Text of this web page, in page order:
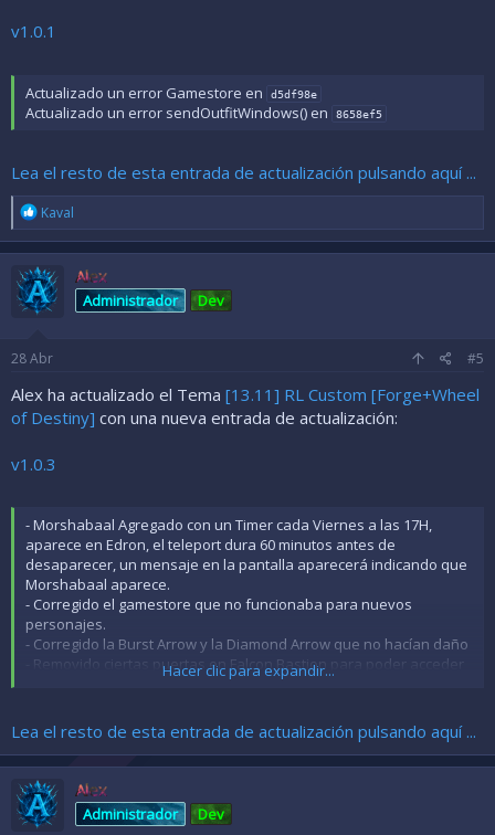
v1.0.1
Actualizado un error Gamestore en d5df98e
Actualizado un error sendOutfitWindows() en 8658ef5
Lea el resto de esta entrada de actualización pulsando aquí ...
R
e
a
c
i
o
e
s
Kaval
Alex
Administrador Dev
28Abr #5
Alex ha actualizado el Tema [13.11] RL Custom [Forge+Wheel
of Destiny] con una nueva entrada de actualización:
v1.0.3
- Morshabaal Agregado con un Timer cada Viernes a las 17H,
aparece en Edron, el teleport dura 60 minutos antes de
desaparecer, un mensaje en la pantalla aparecerá indicando que
Morshabaal aparece.
- Corregido el gamestore que no funcionaba para nuevos
personajes.
- Corregido la Burst Arrow y la Diamond Arrow que no hacían daño
- Removido ciertas puertas en Falcon Bastion para poder acceder
- Liberado el Acceso a Warzone 4 / 5 / 6
- Agregado y...
Hacer clic para expandir...
Lea el resto de esta entrada de actualización pulsando aquí ...
Alex
Administrador Dev